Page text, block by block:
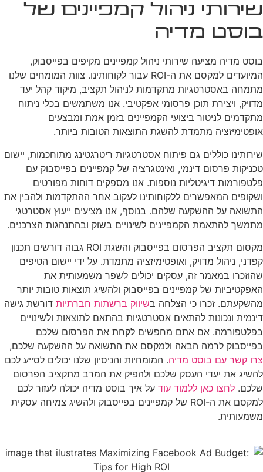
שירותי ניהול קמפיינים של
בוסט מדיה
בוסט מדיה מציעה שירותי ניהול קמפיינים מקיפים בפייסבוק,
המיועדים למקסם את ה-ROI עבור לקוחותינו. צוות המומחים שלנו
מתמחה באסטרטגיות מתקדמות לניהול תקציב, מיקוד קהל יעד
מדויק, ויצירת תוכן פרסומי אפקטיבי. אנו משתמשים בכלי ניתוח
מתקדמים לניטור ביצועי הקמפיינים בזמן אמת ומבצעים
אופטימיזציה מתמדת להשגת התוצאות הטובות ביותר.
שירותינו כוללים גם פיתוח אסטרטגיות ריטרגטינג מתוחכמות, יישום
טכניקות פרסום דינמי, ואינטגרציה של קמפיינים בפייסבוק עם
פלטפורמות דיגיטליות נוספות. אנו מספקים דוחות מפורטים
ושקופים המאפשרים ללקוחותינו לעקוב אחר ההתקדמות ולהבין את
התשואה על ההשקעה שלהם. בנוסף, אנו מציעים ייעוץ אסטרטגי
מתמשך להתאמת הקמפיינים לשינויים בשוק ובהתנהגות הצרכנים.
מקסום תקציב הפרסום בפייסבוק והשגת ROI גבוה דורשים תכנון
קפדני, ניהול מדויק, ואופטימיזציה מתמדת. על ידי יישום הטיפים
שהוזכרו במאמר זה, עסקים יכולים לשפר משמעותית את
האפקטיביות של קמפיינים בפייסבוק ולהשיג תוצאות טובות יותר
מהשקעתם. זכרו כי הצלחה בשיווק ברשתות חברתיות דורשת גישה
דינמית ונכונות להתאים אסטרטגיות בהתאם לתוצאות ולשינויים
בפלטפורמה. אם אתם מחפשים לקחת את הפרסום שלכם
בפייסבוק לרמה הבאה ולמקסם את התשואה על ההשקעה שלכם,
צרו קשר עם בוסט מדיה. המומחיות והניסיון שלנו יכולים לסייע לכם
להשיג את יעדי העסק שלכם ולהפיק את המרב מתקציב הפרסום
שלכם. לחצו כאן ללמוד עוד על איך בוסט מדיה יכולה לעזור לכם
למקסם את ה-ROI של קמפיינים בפייסבוק ולהשיג צמיחה עסקית
משמעותית.